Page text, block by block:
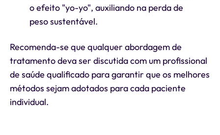
o efeito "yo-yo", auxiliando na perda de
peso sustentável.
Recomenda-se que qualquer abordagem de
tratamento deva ser discutida com um profissional
de saúde qualificado para garantir que os melhores
métodos sejam adotados para cada paciente
individual.